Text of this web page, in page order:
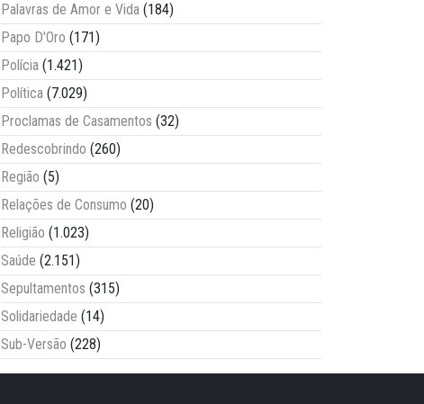
Palavras de Amor e Vida (184)
Papo D'Oro (171)
Polícia (1.421)
Política (7.029)
Proclamas de Casamentos (32)
Redescobrindo (260)
Região (5)
Relações de Consumo (20)
Religião (1.023)
Saúde (2.151)
Sepultamentos (315)
Solidariedade (14)
Sub-Versão (228)